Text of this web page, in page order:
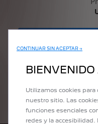
CONTINUAR SIN ACEPTAR →
BIENVENIDO
Utilizamos cookies para
nuestro sitio. Las
funciones esenciales
redes y la accesibilidad.